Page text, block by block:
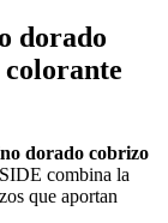
dorado
dorado cobrizo
combina la
que aportan